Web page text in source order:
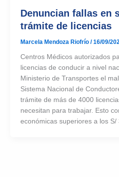
Denuncian fallas en
trámite de licencias
Marcela Mendoza Riofrío /16/09/
Centros Médicos autorizados
licencias de conducir a nivel
Ministerio de Transportes el
Sistema Nacional de
trámite de más de 4000
necesitan para trabajar. Esto
económicas superiores a los S/